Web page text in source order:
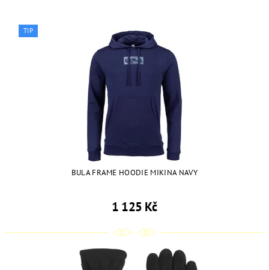
TIP
BULA FRAME HOODIE MIKINA NAVY
1 125 Kč